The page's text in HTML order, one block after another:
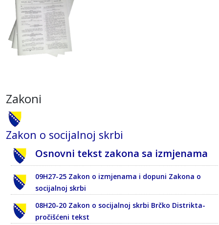
Zakoni
Zakon o socijalnoj skrbi
Osnovni tekst zakona sa izmjenama
09H27-25 Zakon o izmjenama i dopuni Zakona o
socijalnoj skrbi
08H20-20 Zakon o socijalnoj skrbi Brčko Distrikta-
pročišćeni tekst